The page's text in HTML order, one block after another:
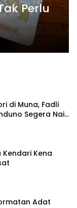
Perlu
di Muna, Fadli
Segera Naik
Nasional
Kena
Adat